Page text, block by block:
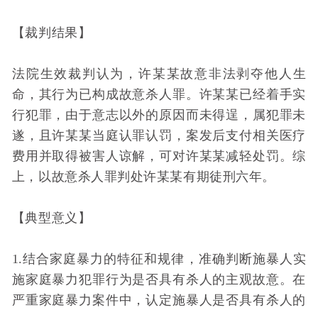
【裁判结果】
法院生效裁判认为，许某某故意非法剥夺他人生
命，其行为已构成故意杀人罪。许某某已经着手实
行犯罪，由于意志以外的原因而未得逞，属犯罪未
遂，且许某某当庭认罪认罚，案发后支付相关医疗
费用并取得被害人谅解，可对许某某减轻处罚。综
上，以故意杀人罪判处许某某有期徒刑六年。
【典型意义】
1.结合家庭暴力的特征和规律，准确判断施暴人实
施家庭暴力犯罪行为是否具有杀人的主观故意。在
严重家庭暴力案件中，认定施暴人是否具有杀人的